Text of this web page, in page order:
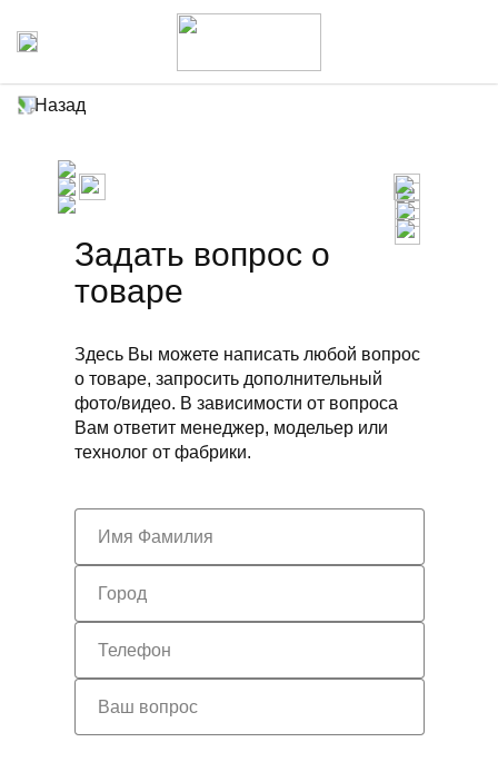
Назад
Задать вопрос о
товаре
Здесь Вы можете написать любой вопрос
о товаре, запросить дополнительный
фото/видео. В зависимости от вопроса
Вам ответит менеджер, модельер или
технолог от фабрики.